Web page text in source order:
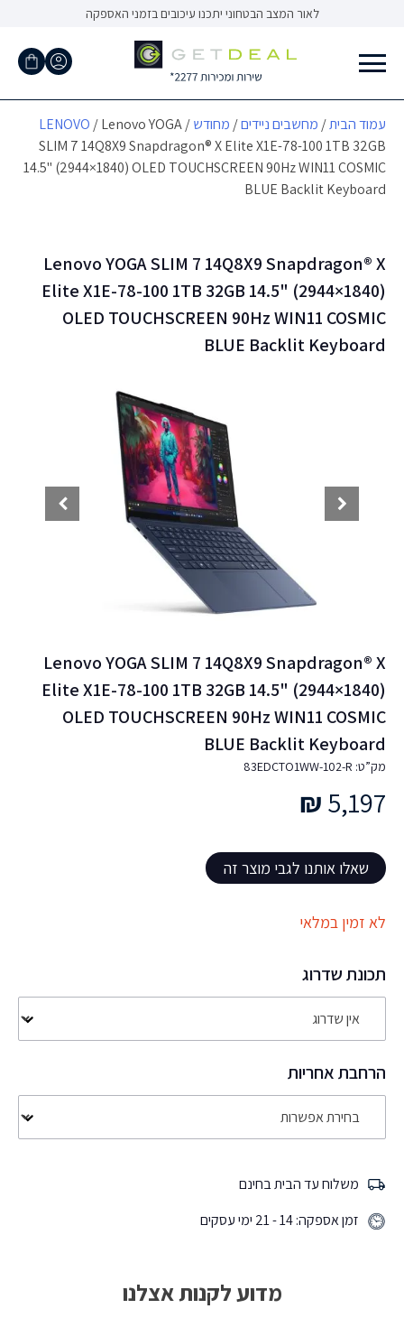
content
לאור המצב הבטחוני יתכנו עיכובים בזמני האספקה
עמוד הבית/ מחשבים ניידים/ מחודש/
LENOVO / Lenovo YOGA
SLIM 7 14Q8X9 Snapdragon® X Elite X1E-78-100 1TB 32GB
14.5" (2944×1840) OLED TOUCHSCREEN 90Hz WIN11 COSMIC
BLUE Backlit Keyboard
Lenovo YOGA SLIM 7 14Q8X9 Snapdragon® X
Elite X1E-78-100 1TB 32GB 14.5" (2944×1840)
OLED TOUCHSCREEN 90Hz WIN11 COSMIC
BLUE Backlit Keyboard
Lenovo YOGA SLIM 7 14Q8X9 Snapdragon® X
Elite X1E-78-100 1TB 32GB 14.5" (2944×1840)
OLED TOUCHSCREEN 90Hz WIN11 COSMIC
BLUE Backlit Keyboard
מק”ט: 83EDCTO1WW-102-R
5,197
₪
שאלו אותנו לגבי מוצר זה
לא זמין במלאי
תכונת שדרוג
הרחבת אחריות
משלוח עד הבית בחינם
זמן אספקה: 14 - 21 ימי עסקים
מדוע לקנות אצלנו